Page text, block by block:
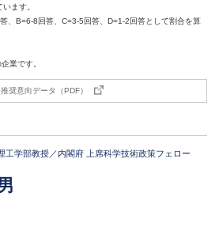
ます。
、B=6-8回答、C=3-5回答、D=1-2回答として割合を算
業です。
推奨意向データ（PDF）
工学部教授／内閣府 上席科学技術政策フェロー